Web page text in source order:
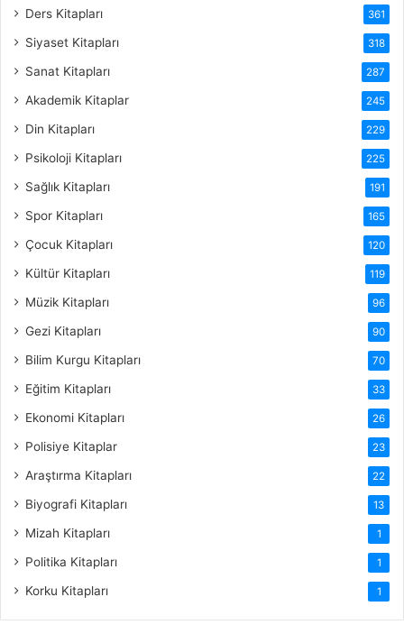
Ders Kitapları 361
Siyaset Kitapları 318
Sanat Kitapları 287
Akademik Kitaplar 245
Din Kitapları 229
Psikoloji Kitapları 225
Sağlık Kitapları 191
Spor Kitapları 165
Çocuk Kitapları 120
Kültür Kitapları 119
Müzik Kitapları 96
Gezi Kitapları 90
Bilim Kurgu Kitapları 70
Eğitim Kitapları 33
Ekonomi Kitapları 26
Polisiye Kitaplar 23
Araştırma Kitapları 22
Biyografi Kitapları 13
Mizah Kitapları 1
Politika Kitapları 1
Korku Kitapları 1